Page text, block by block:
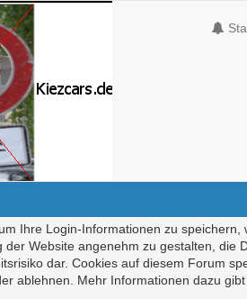
Ihre Login-Informationen zu
Website angenehm zu gestalten,
dar. Cookies auf diesem Forum
ablehnen. Mehr Informationen dazu